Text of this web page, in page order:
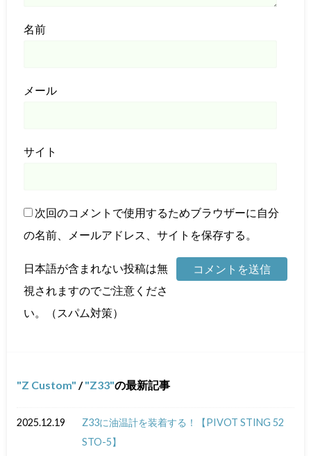
名前
メール
サイト
次回のコメントで使用するためブラウザーに自分
の名前、メールアドレス、サイトを保存する。
日本語が含まれない投稿は無
視されますのでご注意くださ
い。（スパム対策）
Z Custom / Z33 の最新記事
2025.12.19
Z33に油温計を装着する！【PIVOT STING 52
STO-5】